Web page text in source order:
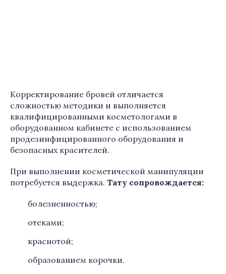
Корректирование бровей отличается
сложностью методики и выполняется
квалифицированными косметологами в
оборудованном кабинете с использованием
продезинфицированного оборудования и
безопасных красителей.
При выполнении косметической манипуляции
потребуется выдержка. Тату сопровождается:
болезненностью;
отеками;
краснотой;
образованием корочки.